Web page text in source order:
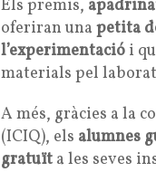
Els premis,
oferiran una petita
l’experimentació i
materials pel
A més, gràcies a la
(ICIQ), els alumnes
gratuït a les seves